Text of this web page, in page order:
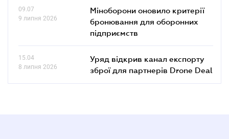
09.07
9 липня 2026
Міноборони оновило критерії
бронювання для оборонних
підприємств
15.04
8 липня 2026
Уряд відкрив канал експорту
зброї для партнерів Drone Deal